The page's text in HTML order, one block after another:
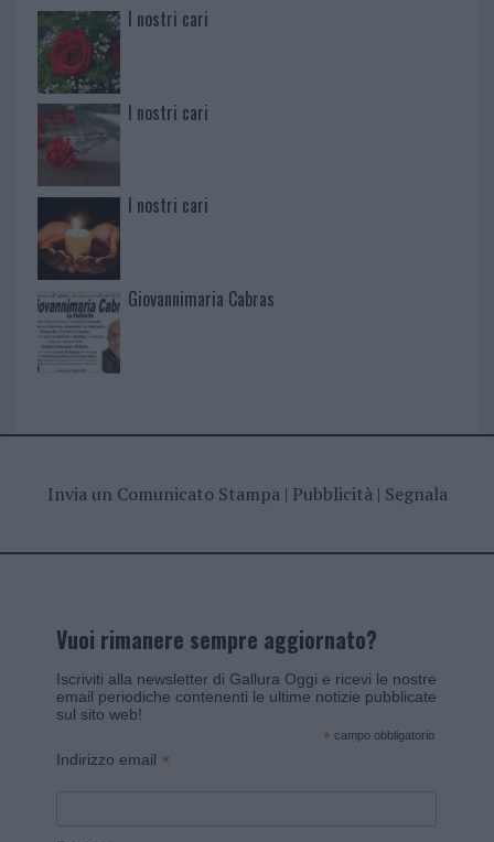
I nostri cari
I nostri cari
I nostri cari
Giovannimaria Cabras
Invia un Comunicato Stampa| Pubblicità| Segnala
Vuoi rimanere sempre aggiornato?
Iscriviti alla newsletter di Gallura Oggi e ricevi le nostre
email periodiche contenenti le ultime notizie pubblicate
sul sito web!
* campo obbligatorio
Indirizzo email *